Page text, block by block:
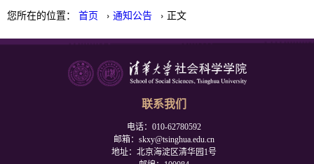
您所在的位置： 首页 › 通知公告 › 正文
联系我们
电话：010-62780592
邮箱：skxy@tsinghua.edu.cn
地址：北京海淀区清华园1号